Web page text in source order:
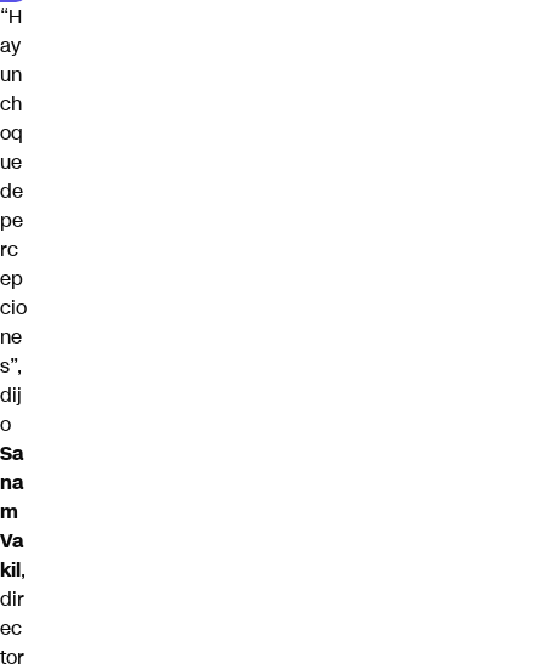
“H
ay
un
ch
oq
ue
de
pe
rc
ep
cio
ne
s”,
dij
o
Sa
na
m
Va
kil,
dir
ec
tor